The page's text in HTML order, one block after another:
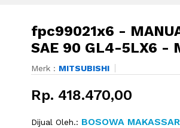
fpc99021x6 -
SAE 90 GL4-5LX6 -
Merk : MITSUBISHI
Rp. 418.470,00
Dijual Oleh.: BOSOWA